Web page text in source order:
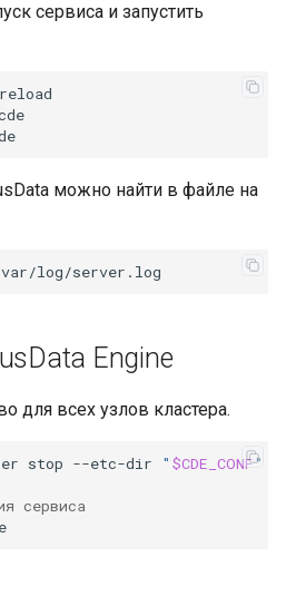
сервиса и запустить
можно найти в файле на
Engine
для всех узлов кластера.
stop --etc-dir " $CDE_CONF"
сервиса